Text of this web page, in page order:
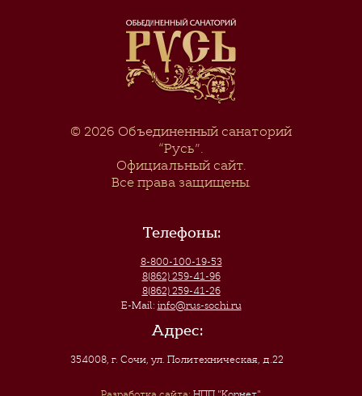
© 2026 Объединенный санаторий
“Русь”.
Официальный сайт.
Все права защищены.
Телефоны:
8-800-100-19-53
8(862) 259-41-96
8(862) 259-41-26
E-Mail: info@rus-sochi.ru
Адрес:
354008, г. Сочи,ул. Политехническая, д.22